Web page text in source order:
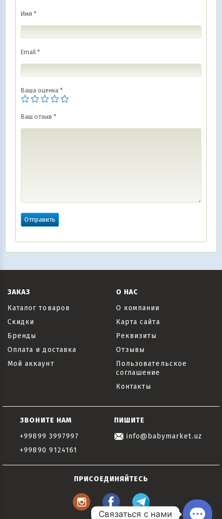
Имя *
Email *
Ваша оценка *
Ваш отзыв *
ЗАКАЗ
Каталог товаров
Скидки
Бренды
Оплата и доставка
Мой аккаунт
О НАС
О компании
Карта сайта
Реквизиты
Отзывы
Пользовательское
соглашение
Контакты
ЗВОНИТЕ НАМ
+99899 3997997
+99890 9124161
ПИШИТЕ
info@babymarket.uz
ПРИСОЕДИНЯЙТЕСЬ
Связаться с нами